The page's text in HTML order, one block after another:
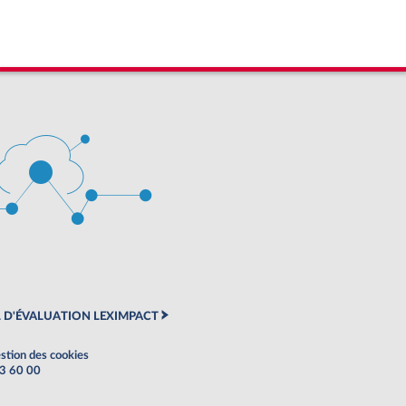
D'ÉVALUATION LEXIMPACT
des cookies
60 00